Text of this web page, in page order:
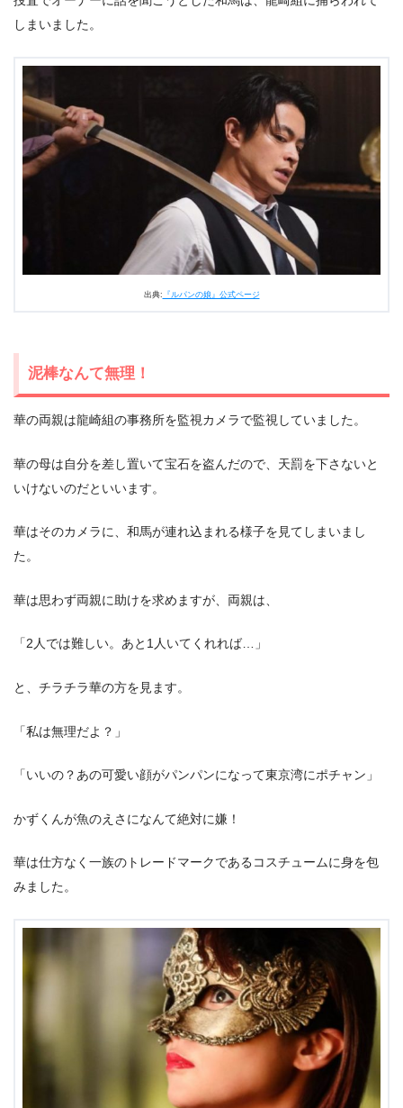
しまいました。
出典: 『ルパンの娘』公式ページ
泥棒なんて無理！
華の両親は龍崎組の事務所を監視カメラで監視していました。
華の母は自分を差し置いて宝石を盗んだので、天罰を下さないと
いけないのだといいます。
華はそのカメラに、和馬が連れ込まれる様子を見てしまいまし
た。
華は思わず両親に助けを求めますが、両親は、
「2人では難しい。あと1人いてくれれば…」
と、チラチラ華の方を見ます。
「私は無理だよ？」
「いいの？あの可愛い顔がパンパンになって東京湾にポチャン」
かずくんが魚のえさになんて絶対に嫌！
華は仕方なく一族のトレードマークであるコスチュームに身を包
みました。